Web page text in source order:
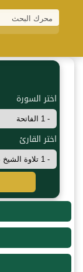
اختر السورة
اختر القارئ